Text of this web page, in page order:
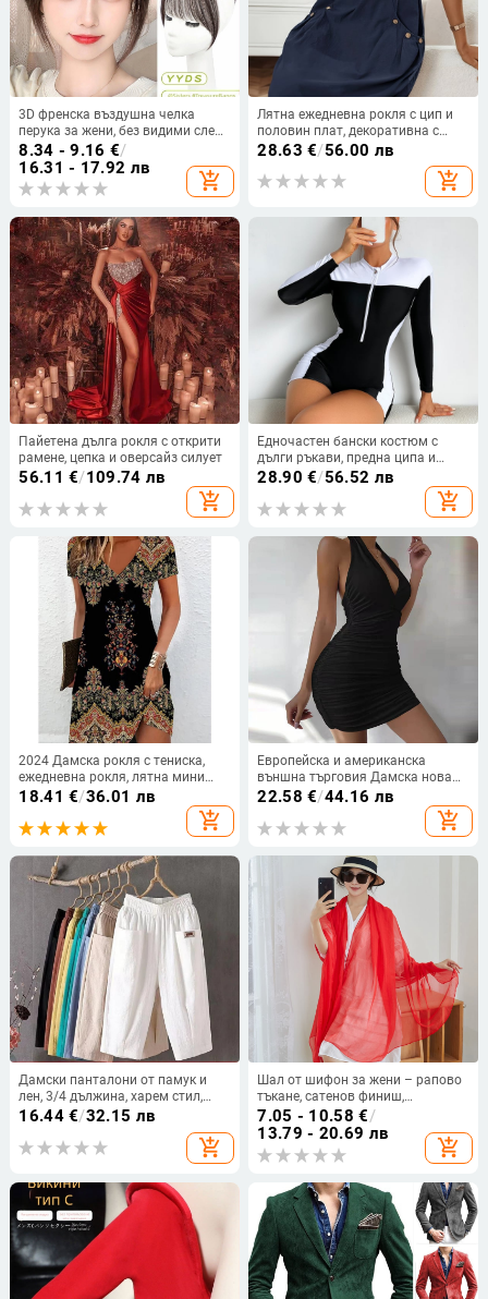
3D френска въздушна челка
перука за жени, без видими следи
по главата, имитира естествен
растеж на косата,
термоустойчиви влакна, челки:
прави или наклонени
8.34 - 9.16 €/
16.31 - 17.92 лв
add_shopping_cart
Лятна ежедневна рокля с цип и
половин плат, декоративна с
двоен джоб и къс ръкав
28.63 €/56.00 лв
add_shopping_cart
Пайетена дълга рокля с открити
рамене, цепка и оверсайз силует
56.11 €/109.74 лв
add_shopping_cart
Едночастен бански костюм с
дълги ръкави, предна ципа и
тесен консервативен стил; плат
полиестер с 18% еластан; тегло
28.90 €/56.52 лв
add_shopping_cart
2024 Дамска рокля с тениска,
ежедневна рокля, лятна мини
рокля с флорален принт и V-
18.41 €/36.01 лв
add_shopping_cart
Европейска и американска
външна търговия Дамска нова
рокля Лятна секси мини пола с
безгръбначна рокля за нощен
клуб Черна рокля на ханша
22.58 €/44.16 лв
add_shopping_cart
Дамски панталони от памук и
лен, 3/4 дължина, харем стил,
средна талия, свободна кройка,
16.44€/32.15 лв
add_shopping_cart
Шал от шифон за жени – рапово
тъкане, сатенов финиш,
декоративен шал за
целогодишно носене, японско-
корейски сладък стил
7.05 - 10.58 €/
13.79 - 20.69 лв
add_shopping_cart